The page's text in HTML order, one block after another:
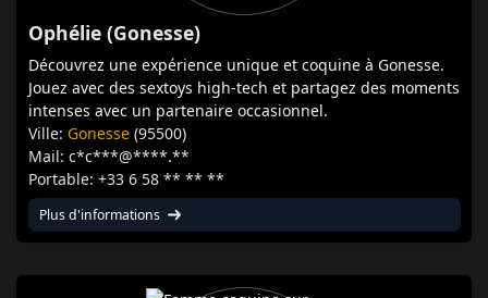
Ophélie (Gonesse)
Découvrez une expérience unique et coquine à Gonesse.
Jouez avec des sextoys high-tech et partagez des moments
intenses avec un partenaire occasionnel.
Ville: Gonesse (95500)
Mail: c*c***@****.**
Portable: +33 6 58 ** ** **
Plus d'informations